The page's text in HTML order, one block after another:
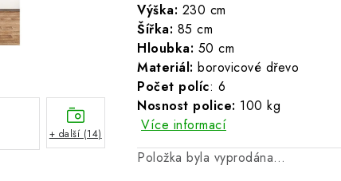
Výška: 230 cm
Šířka: 85 cm
Hloubka: 50 cm
Materiál: borovicové dřevo
Počet políc: 6
Nosnost police: 100 kg
Více informací
Položka byla vyprodána…
+ další (14)